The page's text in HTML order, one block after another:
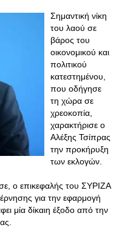
Σημαντική νίκη
του λαού σε
βάρος του
οικονομικού και
πολιτικού
κατεστημένου,
που οδήγησε
τη χώρα σε
χρεοκοπία,
χαρακτήρισε ο
Αλέξης Τσίπρας
την προκήρυξη
των εκλογών.
ο επικεφαλής του ΣΥΡΙΖΑ
για την εφαρμογή
μία δίκαιη έξοδο από την